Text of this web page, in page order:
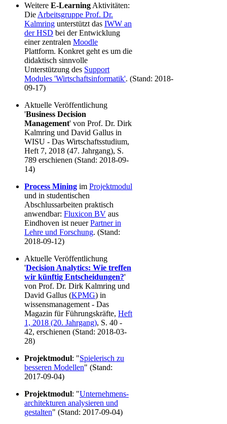
Weitere E-Learning Aktivitäten:
Die Arbeitsgruppe Prof. Dr.
Kalmring unterstützt das IWW an
der HSD bei der Entwicklung
einer zentralen Moodle
Plattform. Konkret geht es um die
didaktisch sinnvolle
Unterstützung des Support
Modules 'Wirtschaftsinformatik'. (Stand: 2018-
09-17)
Aktuelle Veröffentlichung
'Business Decision
Management' von Prof. Dr. Dirk
Kalmring und David Gallus in
WISU - Das Wirtschaftsstudium,
Heft 7, 2018 (47. Jahrgang), S.
789 erschienen (Stand: 2018-09-
14)
Process Mining im Projektmodul
und in studentischen
Abschlussarbeiten praktisch
anwendbar: Fluxicon BV aus
Eindhoven ist neuerPartner in
Lehre und Forschung. (Stand:
2018-09-12)
Aktuelle Veröffentlichung
'Decision Analytics: Wie treffen
wir künftig Entscheidungen?'
von Prof. Dr. Dirk Kalmring und
David Gallus (KPMG) in
wissensmanagement - Das
Magazin für Führungskräfte, Heft
1, 2018 (20. Jahrgang), S. 40 -
42, erschienen (Stand: 2018-03-
28)
Projektmodul: "Spiele­risch zu
besse­ren Model­len" (Stand:
2017-09-04)
Projektmodul: "Unter­nehmens­
archi­tektu­ren analy­sieren und
gesta­lten" (Stand: 2017-09-04)